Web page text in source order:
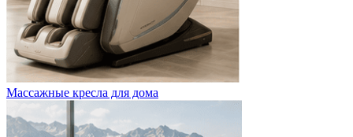
Массажные кресла для дома